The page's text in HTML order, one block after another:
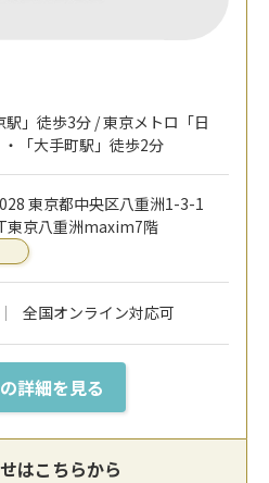
駅」徒歩3分 / 東京メトロ「日
「大手町駅」徒歩2分
東京都中央区八重洲1-3-1
京八重洲maxim7階
全国オンライン対応可
詳細を見る
はこちらから